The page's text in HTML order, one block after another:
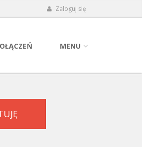
Zaloguj się
MENU